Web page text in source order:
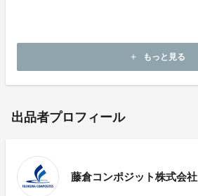
add もっと見る
出品者プロフィール
藤倉コンポジット株式会社